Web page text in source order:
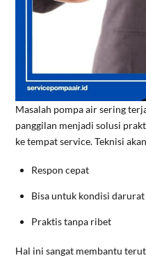
Masalah pompa air sering
panggilan menjadi solusi
ke tempat service. Teknisi
Respon cepat
Bisa untuk kondisi darurat
Praktis tanpa ribet
Hal ini sangat membantu